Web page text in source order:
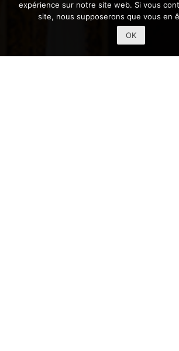
expérience sur notre site web. Si vous
site, nous supposerons que vous en
OK